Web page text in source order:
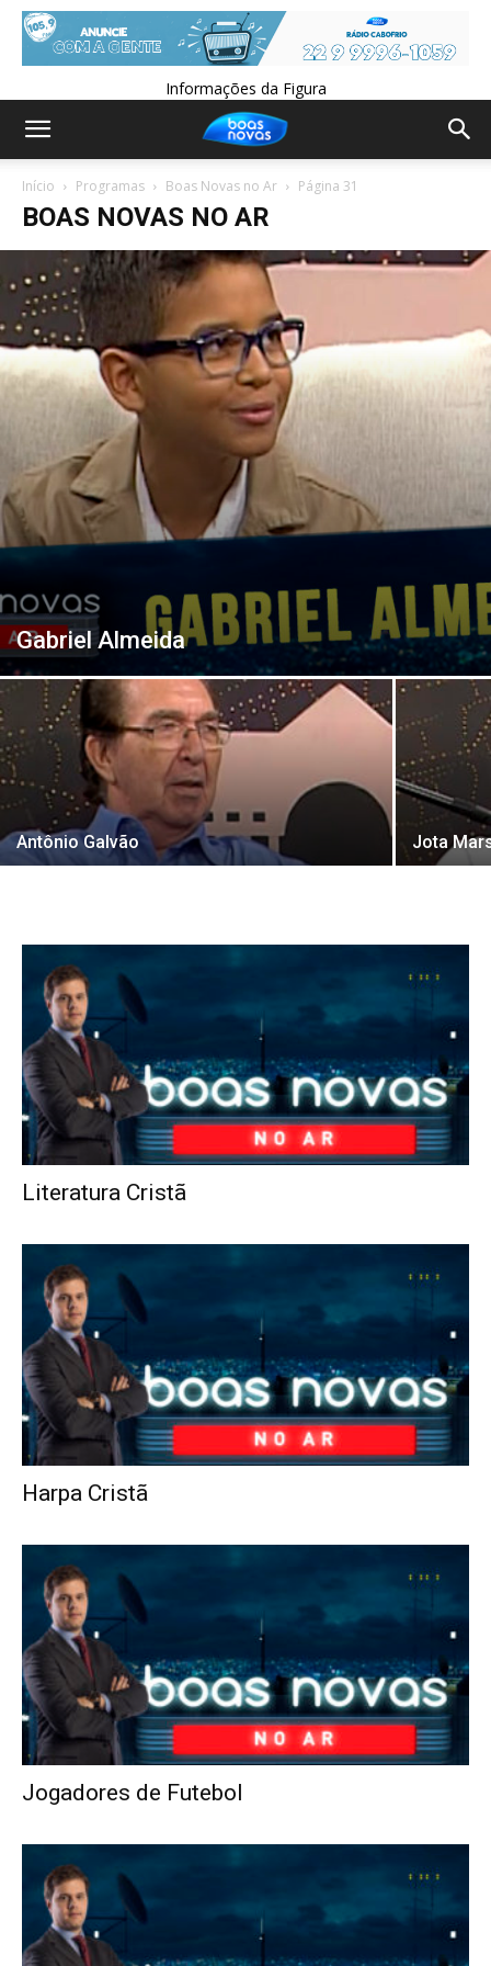
Informações da Figura
Início Programas Boas Novas no Ar Página 31
BOAS NOVAS NO AR
Gabriel Almeida
Antônio Galvão Jota
Literatura Cristã
Harpa Cristã
Jogadores de Futebol